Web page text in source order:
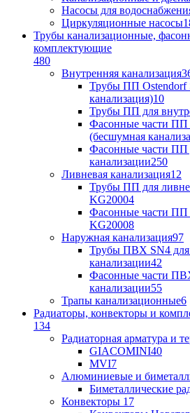
Насосы для
Циркуляционные насосы
Трубы канализационные,
комплектующие
480
Внутренняя канализация
Трубы ПП
канализация)10
Трубы ПП для
Фасонные части
(бесшумная
Фасонные части ПП
канализации250
Ливневая канализация12
Трубы ПП для
KG20004
Фасонные части ПП
KG20008
Наружная канализация97
Трубы ПВХ SN4
канализации42
Фасонные части
канализации55
Трапы канализационные6
Радиаторы, конвекторы и
134
Радиаторная арматура и
GIACOMINI40
MVI7
Алюминиевые и
Биметаллические
Конвекторы 17